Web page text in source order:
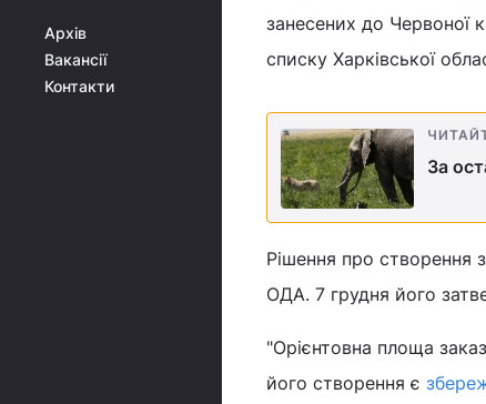
Архів
Вакансії
Контакти
занесених до Червоної
списку Харківської
За
Рішення про створення
ОДА. 7 грудня його
"Орієнтовна площа
його створення є